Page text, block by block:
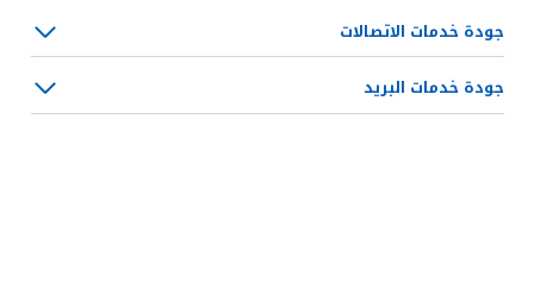
جودة خدمات الاتصالات
جودة خدمات البريد